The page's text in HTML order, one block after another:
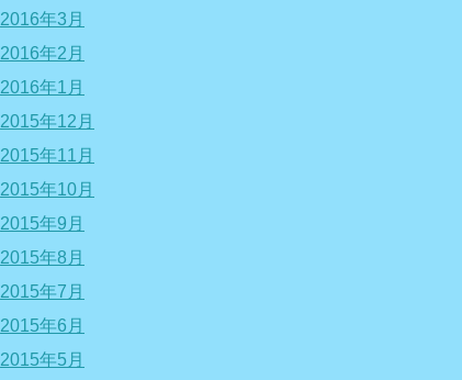
2016年3月
2016年2月
2016年1月
2015年12月
2015年11月
2015年10月
2015年9月
2015年8月
2015年7月
2015年6月
2015年5月